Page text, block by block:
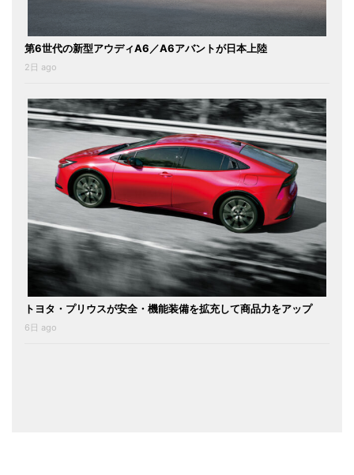
第6世代の新型アウディA6／A6アバントが日本上陸
2日 ago
トヨタ・プリウスが安全・機能装備を拡充して商品力をアップ
6日 ago